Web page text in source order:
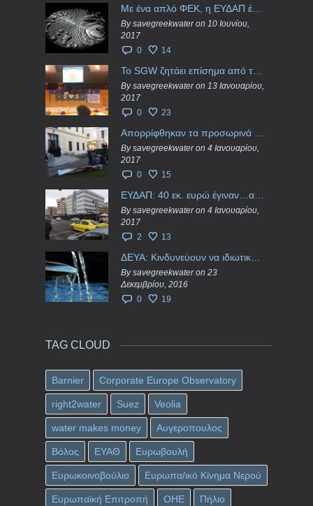
Με ένα απλό ΦΕΚ, η ΕΥΔΑΠ έγινε… “ΔΕΗ”
By savegreekwater on 10 Ιουνίου,
2017
0
14
Το SGW ζητάει επίσημα από το Ευρωπαϊκό Συμβούλιο κάθε πληροφορία για την ένταξη των ΕΥΔΑΠ, ΕΥΑΘ στο Υπερταμείο
By savegreekwater on 13 Ιανουαρίου,
2017
0
23
Απορρίφθηκαν τα προσωρινά ασφαλιστικά μέτρα κατά της επιστροφής κεφαλαίου 40 εκ. ευρώ της ΕΥΔΑΠ
By savegreekwater on 4 Ιανουαρίου,
2017
0
15
ΕΥΔΑΠ: 40 εκ. ευρώ έγιναν…ατμός!
By savegreekwater on 4 Ιανουαρίου,
2017
2
13
ΔΕΥΑ: Κινδυνεύουν να ιδιωτικοποιηθούν τα νερά της Ελληνικής περιφέρειας;
By savegreekwater on 23
Δεκεμβρίου, 2016
0
19
TAG CLOUD
Barnier Corporate Europe Observatory
right2water Suez Veolia
water makes money Αυγεροπουλος
Βόλος ΕΥΑΘ Ευρωβουλή
Ευρωκοινοβούλιο Ευρωπα/ικό Κίνημα Νερού
Ευρωπαϊκή Επιτροπή ΟΗΕ Πήλιο